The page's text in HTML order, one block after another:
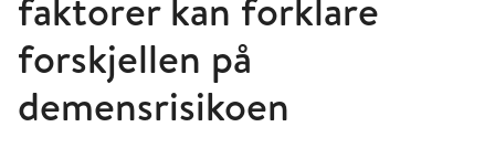
faktorer kan forklare
forskjellen på
demensrisikoen